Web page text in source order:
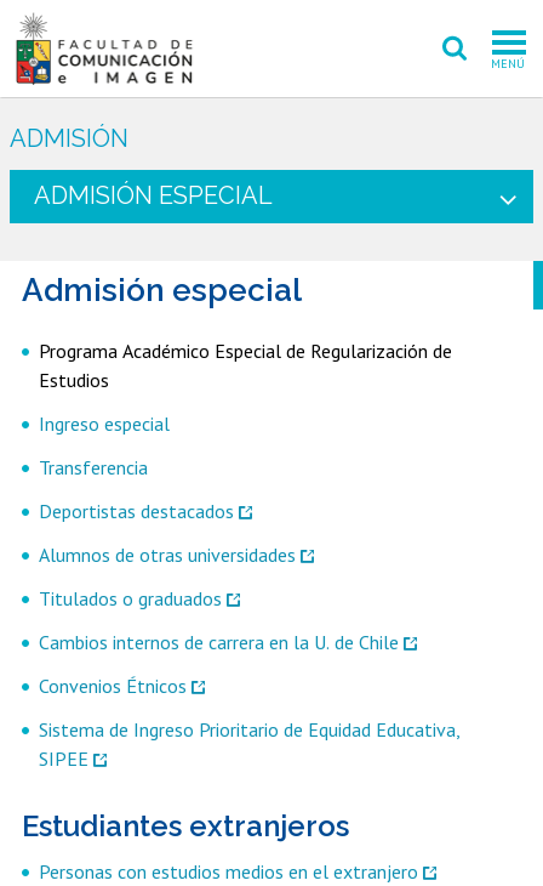
MENÚ
INVESTIGACIÓN CREACIÓN
EXTENSIÓN
PERIODISMO
Estudiantes Académicos
ADMISIÓN
ADMISIÓN ESPECIAL
Admisión especial
Programa Académico Especial de Regularización de
Estudios
Ingreso especial
Transferencia
Deportistas destacados
Alumnos de otras universidades
Titulados o graduados
Cambios internos de carrera en la U. de Chile
Convenios Étnicos
Sistema de Ingreso Prioritario de Equidad Educativa,
SIPEE
Estudiantes extranjeros
Personas con estudios medios en el extranjero